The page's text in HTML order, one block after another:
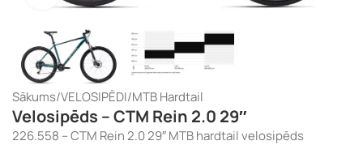
Sākums/VELOSIPĒDI/MTB Hardtail
Velosipēds – CTM Rein 2.0 29″
226.558 – CTM Rein 2.0 29″ MTB hardtail velosipēds